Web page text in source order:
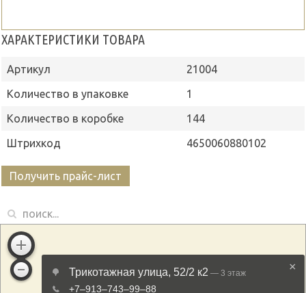
ХАРАКТЕРИСТИКИ ТОВАРА
Артикул
21004
Количество в упаковке
1
Количество в коробке
144
Штрихкод
4650060880102
Получить прайс-лист